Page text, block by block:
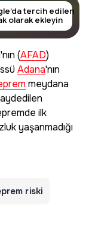
tercih edilen
olarak ekleyin
(AFAD)
Adana'nın
meydana
ilk
yaşanmadığı
riski